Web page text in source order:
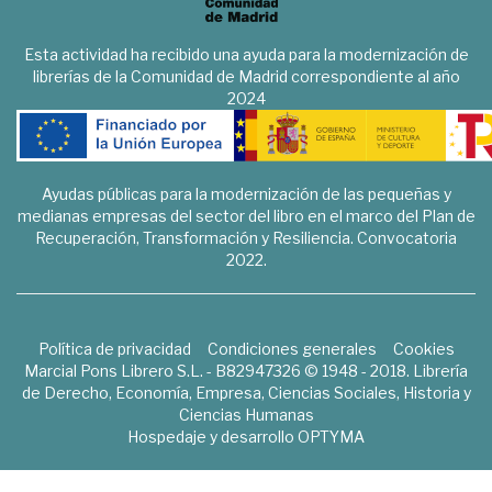
Esta actividad ha recibido una ayuda para la modernización de
librerías de la Comunidad de Madrid correspondiente al año
2024
Ayudas públicas para la modernización de las pequeñas y
medianas empresas del sector del libro en el marco del Plan de
Recuperación, Transformación y Resiliencia. Convocatoria
2022.
Política de privacidad Condiciones generales
Cookies
Marcial Pons Librero S.L. - B82947326 © 1948 - 2018. Librería
de Derecho, Economía, Empresa, Ciencias Sociales, Historia y
Ciencias Humanas
Hospedaje y desarrollo OPTYMA